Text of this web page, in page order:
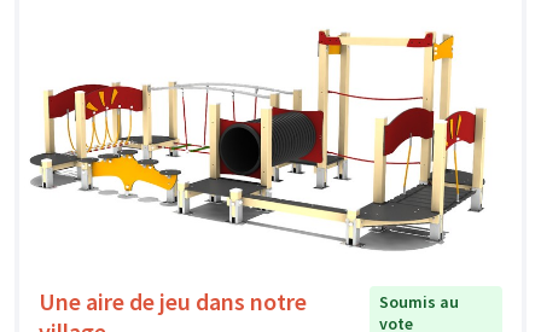
Une aire de jeu dans notre
Soumis au
vote